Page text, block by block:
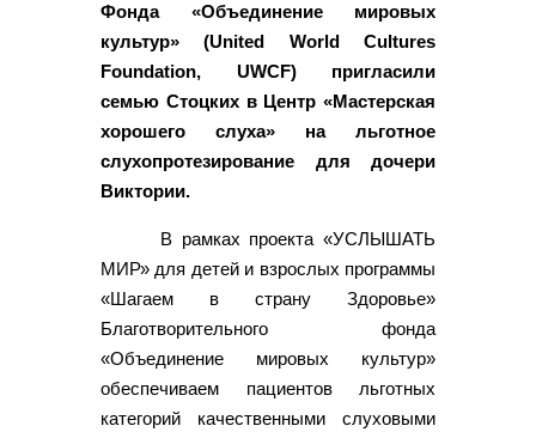
Фонда «Объединение мировых
культур» (United World Cultures
Foundation, UWCF) пригласили
семью Стоцких в Центр «Мастерская
хорошего слуха» на льготное
слухопротезирование для дочери
Виктории.
В рамках проекта «УСЛЫШАТЬ
МИР» для детей и взрослых программы
«Шагаем в страну Здоровье»
Благотворительного фонда
«Объединение мировых культур»
обеспечиваем пациентов льготных
категорий качественными слуховыми